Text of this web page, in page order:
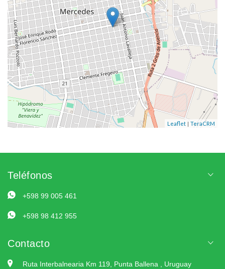
Leaflet | TeraCRM
Teléfonos
+598 99 005 461
+598 98 412 955
Contacto
Ruta Interbalnearia Km 119, Punta Ballena , Uruguay